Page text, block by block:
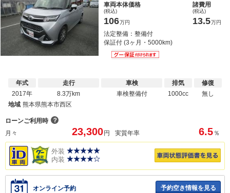
車両本体価格
(税込)
106万円
諸費用
(税込)
13.5万円
法定整備：整備付
保証付 (3ヶ月・5000km)
年式
2017年
走行
8.3万km
車検
車検整備付
排気
1000cc
修復
無し
地域 熊本県熊本市西区
ローンご利用時 ？
月々
23,300 円 実質年率 6.5 ％
外装
内装
オンライン予約 予約空き情報を見る